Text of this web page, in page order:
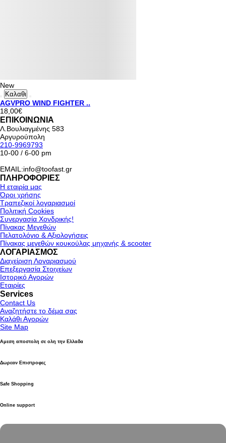
New
Καλαθι
AGVPRO WIND FIGHTER ..
18,00€
ΕΠΙΚΟΙΝΩΝΙΑ
Λ.Βουλιαγμένης 583
Αργυρούπολη
210-9969793
10-00 / 6-00 pm
EMAIL:info@toofast.gr
ΠΛΗΡΟΦΟΡΙΕΣ
Η εταιρία μας
Όροι χρήσης
Τραπεζικοί λογαριασμοί
Πολιτική Cookies
Συνεργασία Χονδρικής!
Πίνακας Μεγεθών
Πελατολόγιο & Αξιολογήσεις
Πίνακας μεγεθών κουκούλας μηχανής & scooter
ΛΟΓΑΡΙΑΣΜΟΣ
Διαχείριση Λογαριασμού
Επεξεργασία Στοιχείων
Ιστορικό Αγορών
Εταιρίες
Services
Contact Us
Αναζητήστε το δέμα σας
Καλάθι Αγορών
Site Map
Αμεση αποστολη σε ολη την Ελλαδα
Δωρεαν Επιστροφες
Safe Shopping
Online support